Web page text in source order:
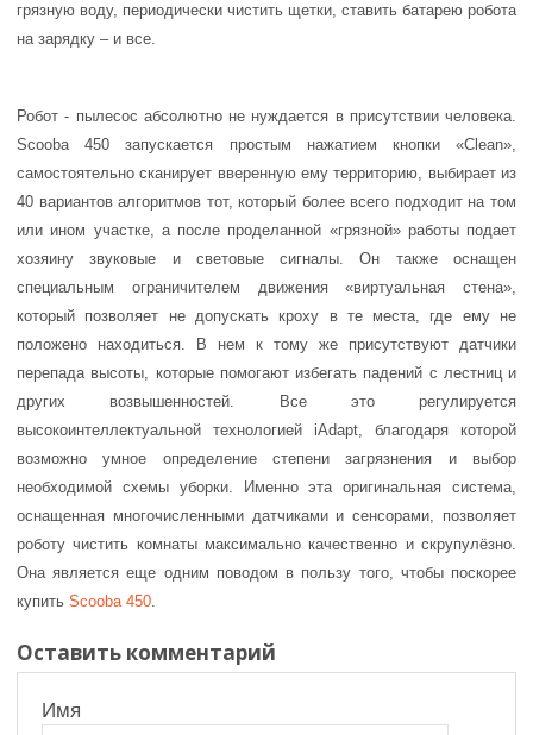
грязную воду, периодически чистить щетки, ставить батарею робота
на зарядку – и все.
Робот - пылесос абсолютно не нуждается в присутствии человека.
Scooba 450 запускается простым нажатием кнопки «Clean»,
самостоятельно сканирует вверенную ему территорию, выбирает из
40 вариантов алгоритмов тот, который более всего подходит на том
или ином участке, а после проделанной «грязной» работы подает
хозяину звуковые и световые сигналы. Он также оснащен
специальным ограничителем движения «виртуальная стена»,
который позволяет не допускать кроху в те места, где ему не
положено находиться. В нем к тому же присутствуют датчики
перепада высоты, которые помогают избегать падений с лестниц и
других возвышенностей. Все это регулируется
высокоинтеллектуальной технологией iAdapt, благодаря которой
возможно умное определение степени загрязнения и выбор
необходимой схемы уборки. Именно эта оригинальная система,
оснащенная многочисленными датчиками и сенсорами, позволяет
роботу чистить комнаты максимально качественно и скрупулёзно.
Она является еще одним поводом в пользу того, чтобы поскорее
купить Scooba 450.
Оставить комментарий
Имя